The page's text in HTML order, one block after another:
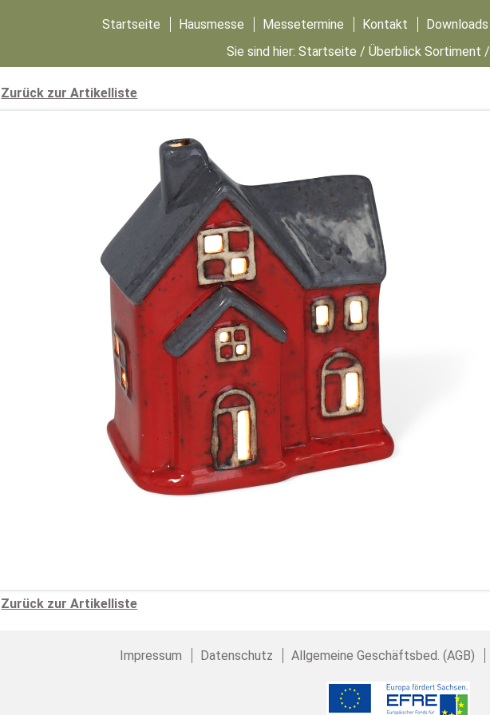
Startseite Hausmesse Messetermine Kontakt Downloads
Sie sind hier: Startseite / Überblick Sortiment /
Zurück zur Artikelliste
Zurück zur Artikelliste
Impressum Datenschutz Allgemeine Geschäftsbed. (AGB)